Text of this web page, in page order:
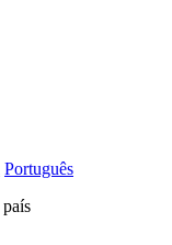
Português